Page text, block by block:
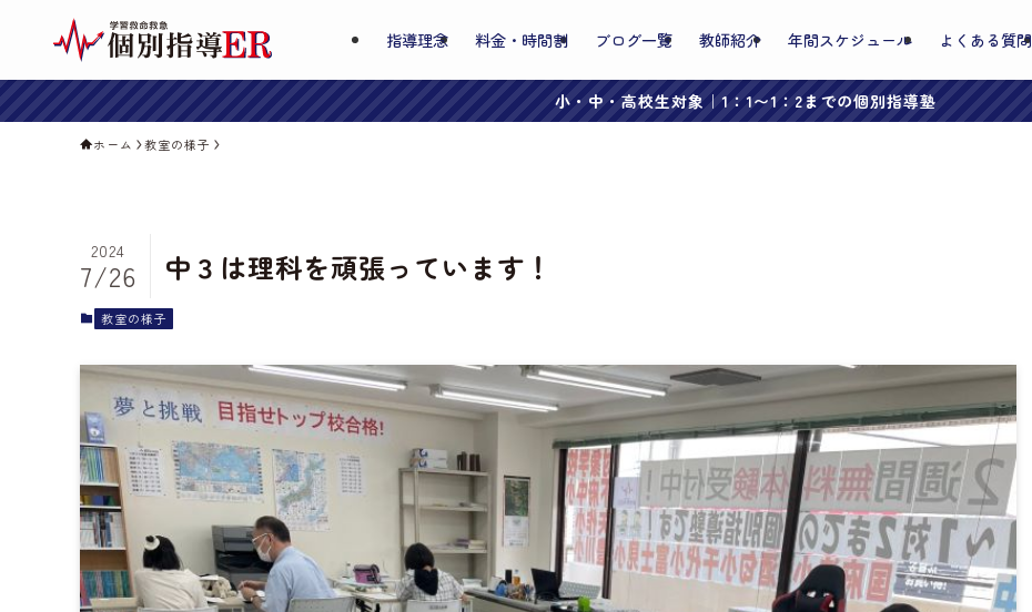
指導理念 料金・時間割 ブログ一覧 教師紹介 年間スケジュール よくある質問
小・中・高校生対象｜1：1〜1：2までの個別指導塾
ホーム 教室の様子
中３は理科を頑張っています！
2024
7/26
教室の様子